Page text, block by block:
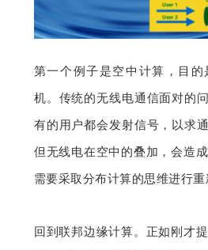
第一个例子是空中计算，目的
机。传统的无线电通信面对的
有的用户都会发射信号，以求
但无线电在空中的叠加，会造
需要采取分布计算的思维进行重
回到联邦边缘计算。正如刚才